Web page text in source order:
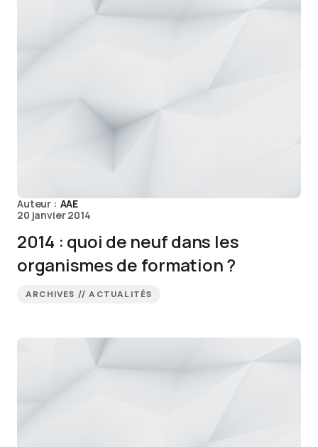
Auteur : AAE
20 janvier 2014
2014 : quoi de neuf dans les
organismes de formation ?
ARCHIVES // ACTUALITÉS